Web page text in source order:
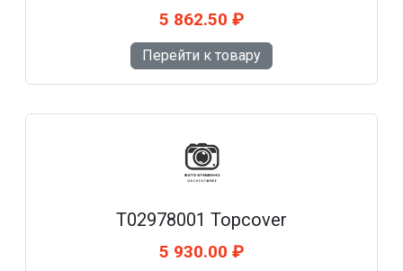
5 862.50 ₽
Перейти к товару
T02978001 Topcover
5 930.00 ₽